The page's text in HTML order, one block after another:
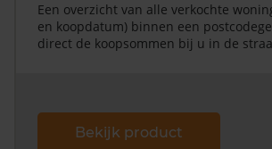
Een overzicht van alle verkochte
en koopdatum) binnen een
direct de koopsommen bij u in de
Bekijk product